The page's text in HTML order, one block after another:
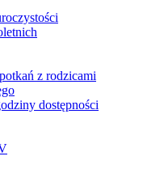
z rodzicami
dostępności